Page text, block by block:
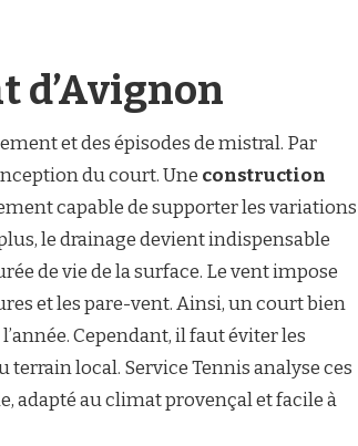
d’Avignon
et des épisodes de mistral. Par
du court. Une construction
capable de supporter les variations
le drainage devient indispensable
de vie de la surface. Le vent impose
et les pare-vent. Ainsi, un court bien
Cependant, il faut éviter les
local. Service Tennis analyse ces
adapté au climat provençal et facile à